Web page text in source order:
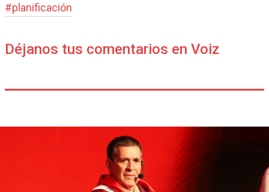
#planificación
Déjanos tus comentarios en Voiz